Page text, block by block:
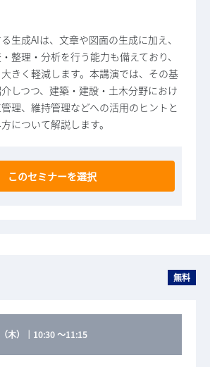
生成AIは、文章や図面の生成に加え、
整理・分析を行う能力も備えており、
きく軽減します。本講演では、その基
しつつ、建築・建設・土木分野におけ
理、維持管理などへの活用のヒントと
について解説します。
このセミナーを選択
無料
木） ｜ 10:30～11:15